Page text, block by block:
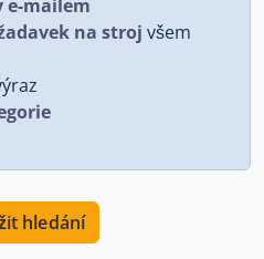
e-mailem
na stroj všem
hledání